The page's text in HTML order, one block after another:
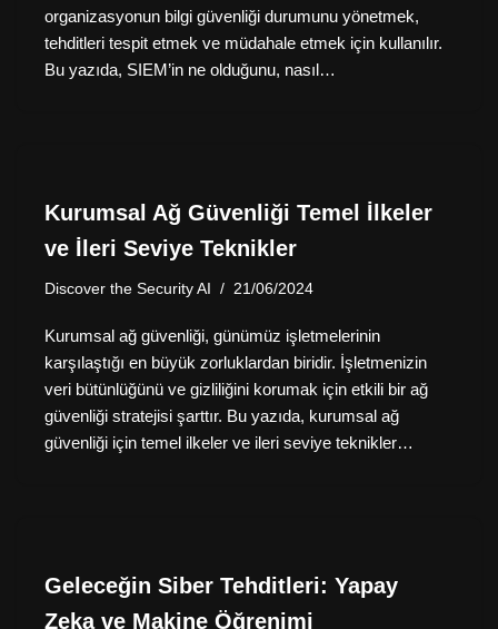
organizasyonun bilgi güvenliği durumunu yönetmek,
tehditleri tespit etmek ve müdahale etmek için kullanılır.
Bu yazıda, SIEM’in ne olduğunu, nasıl…
Kurumsal Ağ Güvenliği Temel İlkeler
ve İleri Seviye Teknikler
Discover the Security AI 21/06/2024
Kurumsal ağ güvenliği, günümüz işletmelerinin
karşılaştığı en büyük zorluklardan biridir. İşletmenizin
veri bütünlüğünü ve gizliliğini korumak için etkili bir ağ
güvenliği stratejisi şarttır. Bu yazıda, kurumsal ağ
güvenliği için temel ilkeler ve ileri seviye teknikler…
Geleceğin Siber Tehditleri: Yapay
Zeka ve Makine Öğrenimi